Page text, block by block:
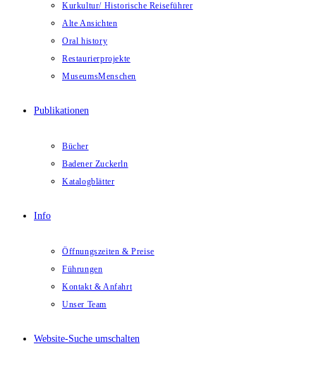
Kurkultur/ Historische Reiseführer
Alte Ansichten
Oral history
Restaurierprojekte
MuseumsMenschen
Publikationen
Bücher
Badener Zuckerln
Katalogblätter
Info
Öffnungszeiten & Preise
Führungen
Kontakt & Anfahrt
Unser Team
Website-Suche umschalten